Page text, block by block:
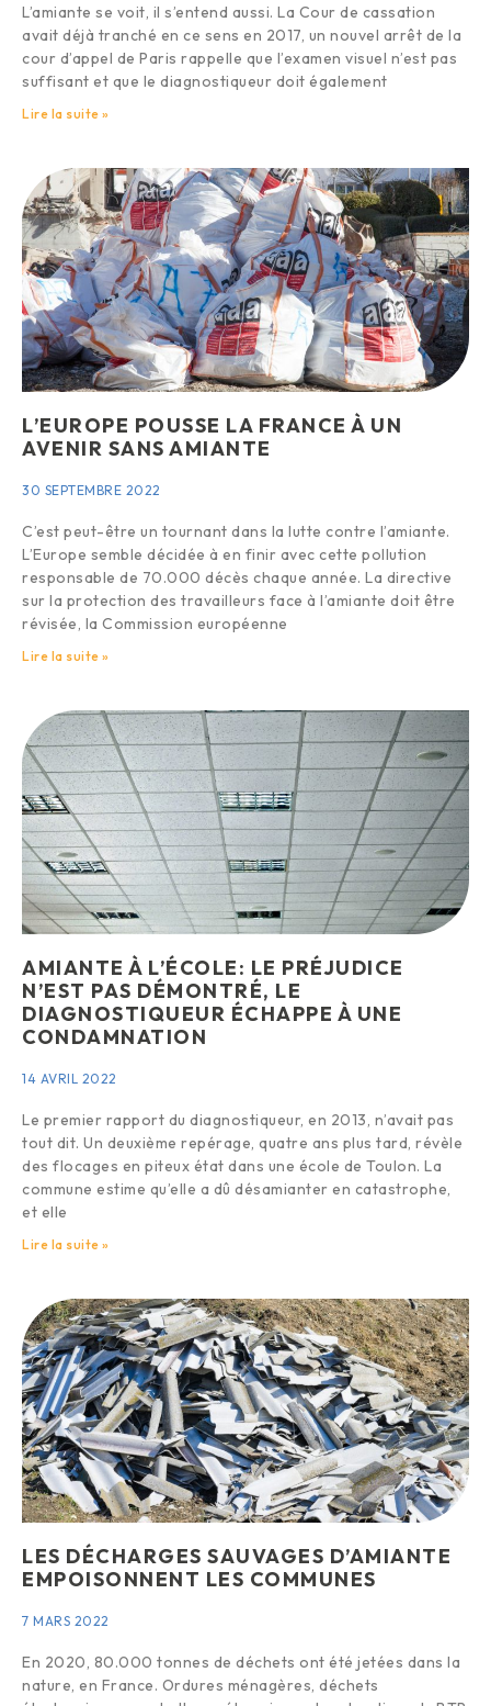
L’amiante se voit, il s’entend aussi. La Cour de cassation
avait déjà tranché en ce sens en 2017, un nouvel arrêt de la
cour d’appel de Paris rappelle que l’examen visuel n’est pas
suffisant et que le diagnostiqueur doit également
Lire la suite »
L’EUROPE POUSSE LA FRANCE À UN
AVENIR SANS AMIANTE
30 SEPTEMBRE 2022
C’est peut-être un tournant dans la lutte contre l’amiante.
L’Europe semble décidée à en finir avec cette pollution
responsable de 70.000 décès chaque année. La directive
sur la protection des travailleurs face à l’amiante doit être
révisée, la Commission européenne
Lire la suite »
AMIANTE À L’ÉCOLE: LE PRÉJUDICE
N’EST PAS DÉMONTRÉ, LE
DIAGNOSTIQUEUR ÉCHAPPE À UNE
CONDAMNATION
14 AVRIL 2022
Le premier rapport du diagnostiqueur, en 2013, n’avait pas
tout dit. Un deuxième repérage, quatre ans plus tard, révèle
des flocages en piteux état dans une école de Toulon. La
commune estime qu’elle a dû désamianter en catastrophe,
et elle
Lire la suite »
LES DÉCHARGES SAUVAGES D’AMIANTE
EMPOISONNENT LES COMMUNES
7 MARS 2022
En 2020, 80.000 tonnes de déchets ont été jetées dans la
nature, en France. Ordures ménagères, déchets